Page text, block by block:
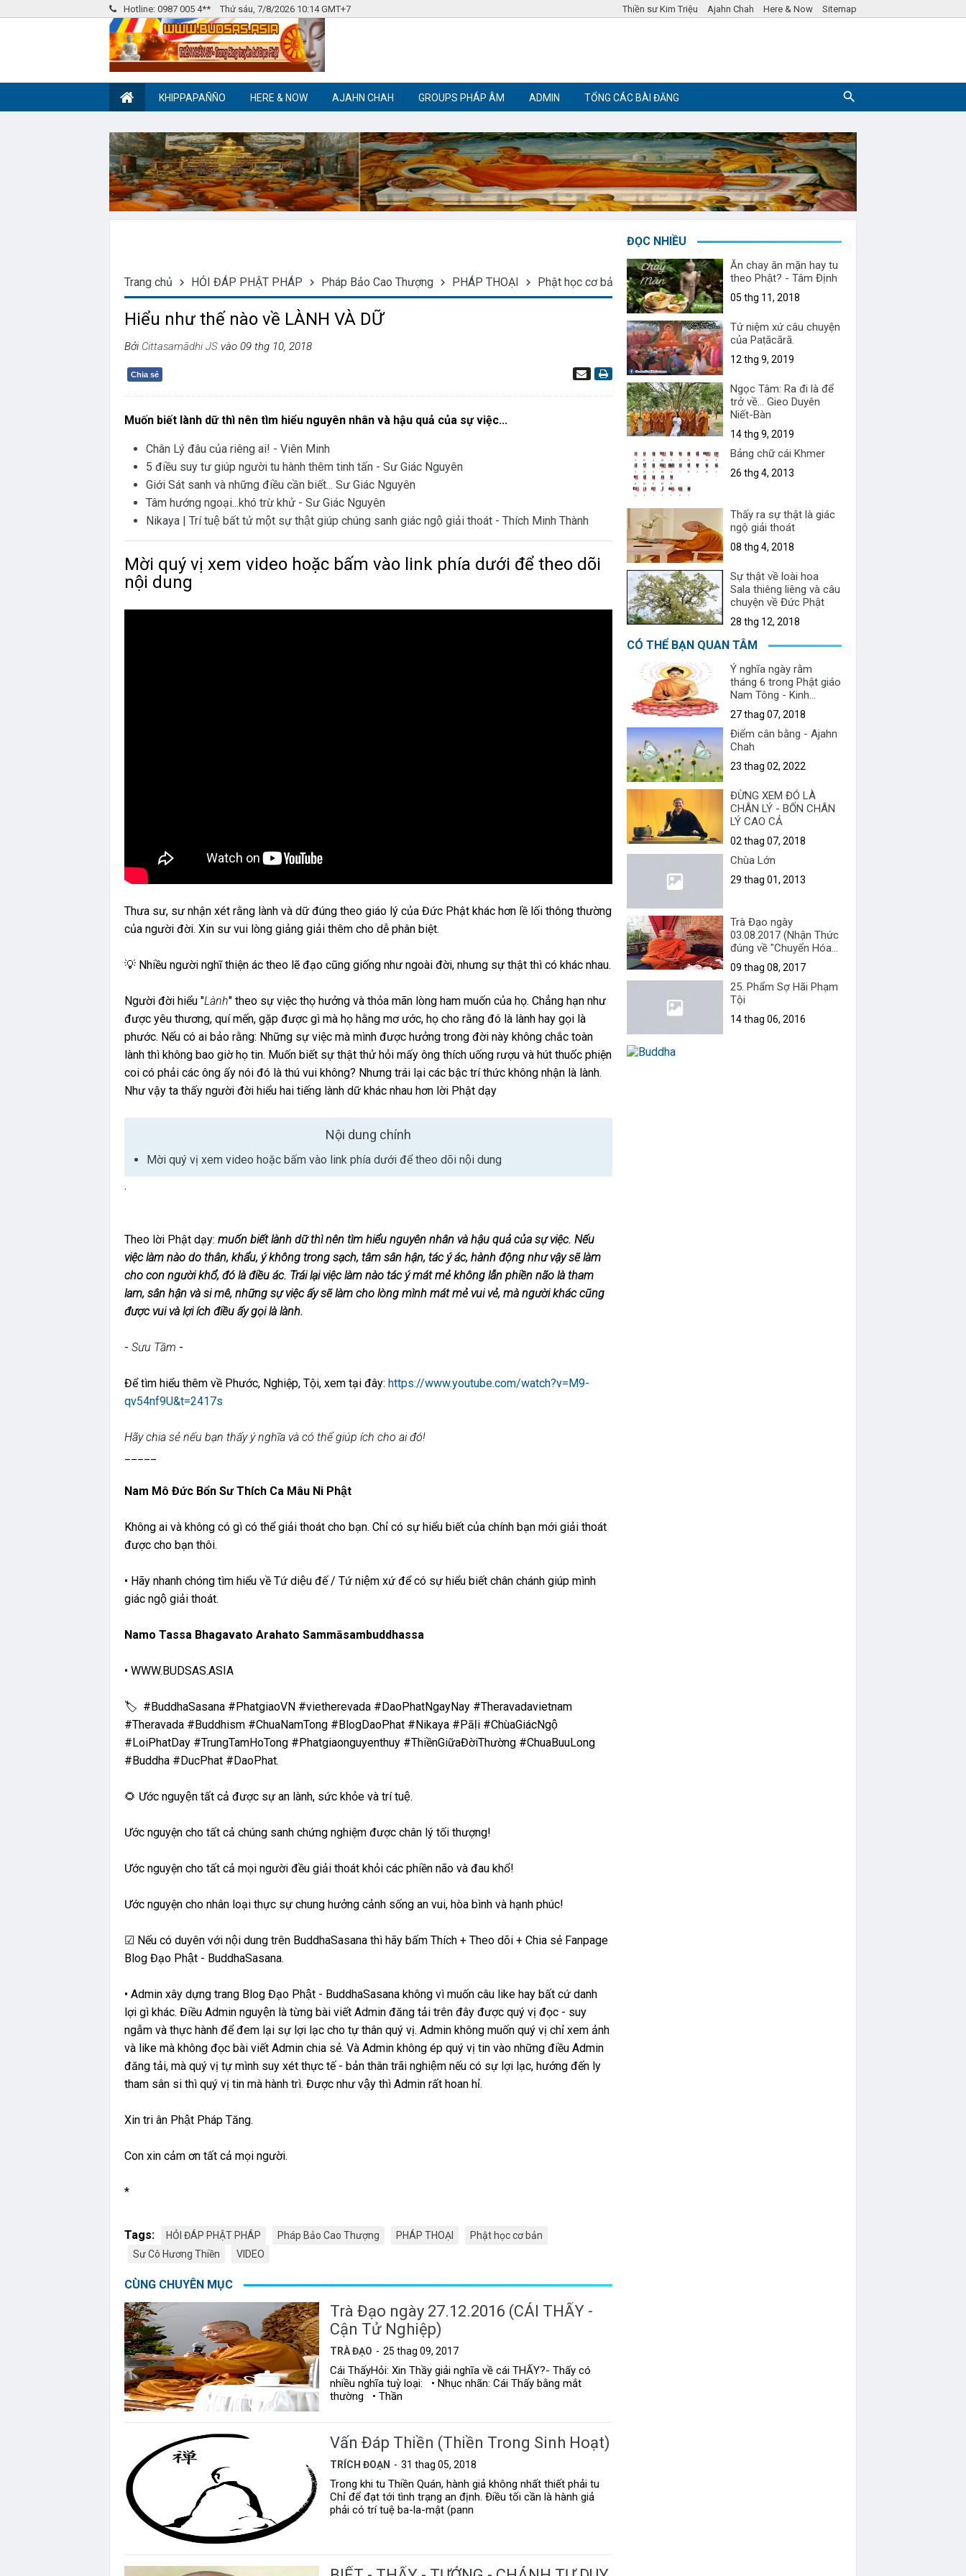
Hotline: 0987 005 4** Thứ sáu, 7/8/2026 10:14 GMT+7 Thiền sư Kim Triệu Ajahn Chah Here & Now Sitemap
Thiền Phật giáo
KHIPPAPAÑÑO HERE & NOW AJAHN CHAH GROUPS PHÁP ÂM ADMIN TỔNG CÁC BÀI ĐĂNG
Trang chủ HỎI ĐÁP PHẬT PHÁP Pháp Bảo Cao Thượng PHÁP THOẠI Phật học cơ bản Sư Cô Hương Thiền VIDEO
Hiểu như thế nào về LÀNH VÀ DỮ
Bởi Cittasamādhi JS vào 09 thg 10, 2018
Chia sẻ
Muốn biết lành dữ thì nên tìm hiểu nguyên nhân và hậu quả của sự việc...
Chân Lý đâu của riêng ai! - Viên Minh
5 điều suy tư giúp người tu hành thêm tinh tấn - Sư Giác Nguyên
Giới Sát sanh và những điều cần biết... Sư Giác Nguyên
Tâm hướng ngoại...khó trừ khử - Sư Giác Nguyên
Nikaya | Trí tuệ bất tử một sự thật giúp chúng sanh giác ngộ giải thoát - Thích Minh Thành
Mời quý vị xem video hoặc bấm vào link phía dưới để theo dõi
nội dung
Thưa sư, sư nhận xét rằng lành và dữ đúng theo giáo lý của Đức Phật khác hơn lề lối thông thường
của người đời. Xin sư vui lòng giảng giải thêm cho dễ phân biệt.
💡 Nhiều người nghĩ thiện ác theo lẽ đạo cũng giống như ngoài đời, nhưng sự thật thì có khác nhau.
Người đời hiểu "Lành" theo sự việc thọ hưởng và thỏa mãn lòng ham muốn của họ. Chẳng hạn như
được yêu thương, quí mến, gặp được gì mà họ hằng mơ ước, họ cho rằng đó là lành hay gọi là
phước. Nếu có ai bảo rằng: Những sự việc mà mình được hưởng trong đời này không chắc toàn
lành thì không bao giờ họ tin. Muốn biết sự thật thử hỏi mấy ông thích uống rượu và hút thuốc phiện
coi có phải các ông ấy nói đó là thú vui không? Nhưng trái lại các bậc trí thức không nhận là lành.
Như vậy ta thấy người đời hiểu hai tiếng lành dữ khác nhau hơn lời Phật dạy
Nội dung chính
Mời quý vị xem video hoặc bấm vào link phía dưới để theo dõi nội dung
.
Theo lời Phật dạy: muốn biết lành dữ thì nên tìm hiểu nguyên nhân và hậu quả của sự việc. Nếu
việc làm nào do thân, khẩu, ý không trong sạch, tâm sân hận, tác ý ác, hành động như vậy sẽ làm
cho con người khổ, đó là điều ác. Trái lại việc làm nào tác ý mát mẻ không lẫn phiền não là tham
lam, sân hận và si mê, những sự việc ấy sẽ làm cho lòng mình mát mẻ vui vẻ, mà người khác cũng
được vui và lợi ích điều ấy gọi là lành.
- Sưu Tầm -
Để tìm hiểu thêm về Phước, Nghiệp, Tội, xem tại đây: https://www.youtube.com/watch?v=M9-
qv54nf9U&t=2417s
Hãy chia sẻ nếu bạn thấy ý nghĩa và có thể giúp ích cho ai đó!
Nam Mô Đức Bổn Sư Thích Ca Mâu Ni Phật
Không ai và không có gì có thể giải thoát cho bạn. Chỉ có sự hiểu biết của chính bạn mới giải thoát
được cho bạn thôi.
• Hãy nhanh chóng tìm hiểu về Tứ diệu đế / Tứ niệm xứ để có sự hiểu biết chân chánh giúp mình
giác ngộ giải thoát.
Namo Tassa Bhagavato Arahato Sammāsambuddhassa
• WWW.BUDSAS.ASIA
🏷 #BuddhaSasana #PhatgiaoVN #vietherevada #DaoPhatNgayNay #Theravadavietnam
#Theravada #Buddhism #ChuaNamTong #BlogDaoPhat #Nikaya #Pāḷi #ChùaGiácNgộ
#LoiPhatDay #TrungTamHoTong #Phatgiaonguyenthuy #ThiềnGiữaĐờiThường #ChuaBuuLong
#Buddha #DucPhat #DaoPhat.
🌻 Ước nguyện tất cả được sự an lành, sức khỏe và trí tuệ.
Ước nguyện cho tất cả chúng sanh chứng nghiệm được chân lý tối thượng!
Ước nguyện cho tất cả mọi người đều giải thoát khỏi các phiền não và đau khổ!
Ước nguyện cho nhân loại thực sự chung hưởng cảnh sống an vui, hòa bình và hạnh phúc!
☑ Nếu có duyên với nội dung trên BuddhaSasana thì hãy bấm Thích + Theo dõi + Chia sẻ Fanpage
Blog Đạo Phật - BuddhaSasana.
• Admin xây dựng trang Blog Đạo Phật - BuddhaSasana không vì muốn câu like hay bất cứ danh
lợi gì khác. Điều Admin nguyện là từng bài viết Admin đăng tải trên đây được quý vị đọc - suy
ngẫm và thực hành để đem lại sự lợi lạc cho tự thân quý vị. Admin không muốn quý vị chỉ xem ảnh
và like mà không đọc bài viết Admin chia sẻ. Và Admin không ép quý vị tin vào những điều Admin
đăng tải, mà quý vị tự mình suy xét thực tế - bản thân trãi nghiệm nếu có sự lợi lạc, hướng đến ly
tham sân si thì quý vị tin mà hành trì. Được như vậy thì Admin rất hoan hỉ.
Xin tri ân Phật Pháp Tăng.
Con xin cảm ơn tất cả mọi người.
*
Tags: HỎI ĐÁP PHẬT PHÁP Pháp Bảo Cao Thượng PHÁP THOẠI
Phật học cơ bản
Sư Cô Hương Thiền
VIDEO
CÙNG CHUYÊN MỤC
Trà Đạo ngày 27.12.2016 (CÁI THẤY -
Cận Tử Nghiệp)
TRÀ ĐẠO 25 thag 09, 2017
Cái ThấyHỏi: Xin Thầy giải nghĩa về cái THẤY?- Thấy có
nhiều nghĩa tuỳ loại: • Nhục nhãn: Cái Thấy bằng mắt
thường • Thần
Vấn Đáp Thiền (Thiền Trong Sinh Hoạt)
TRÍCH ĐOẠN 31 thag 05, 2018
Trong khi tu Thiền Quán, hành giả không nhất thiết phải tu
Chỉ để đạt tới tình trạng an định. Ðiều tối cần là hành giả
phải có trí tuệ ba-la-mật (pann
ĐỌC NHIỀU
Ăn chay ăn mặn hay tu
theo Phật? - Tâm Định
05 thg 11, 2018
Tứ niệm xứ câu chuyện
của Paṭācārā.
12 thg 9, 2019
Ngọc Tâm: Ra đi là để
trở về... Gieo Duyên
Niết-Bàn
14 thg 9, 2019
Bảng chữ cái Khmer
26 thg 4, 2013
Thấy ra sự thật là giác
ngộ giải thoát
08 thg 4, 2018
Sự thật về loài hoa
Sala thiêng liêng và câu
chuyện về Đức Phật
28 thg 12, 2018
CÓ THỂ BẠN QUAN TÂM
Ý nghĩa ngày rằm
tháng 6 trong Phật giáo
Nam Tông - Kinh
Chuyển Pháp Luân
(Dhammacakkappavatt
ana Sutta)
27 thag 07, 2018
Điểm cân bằng - Ajahn
Chah
23 thag 02, 2022
ĐỪNG XEM ĐÓ LÀ
CHÂN LÝ - BỐN CHÂN
LÝ CAO CẢ
02 thag 07, 2018
Chùa Lớn
29 thag 01, 2013
Trà Đạo ngày
03.08.2017 (Nhận Thức
đúng về "Chuyển Hóa
& Cứu Độ - Tiểu Ngã &
Đại Ngã")
09 thag 08, 2017
25. Phẩm Sợ Hãi Phạm
Tội
14 thag 06, 2016